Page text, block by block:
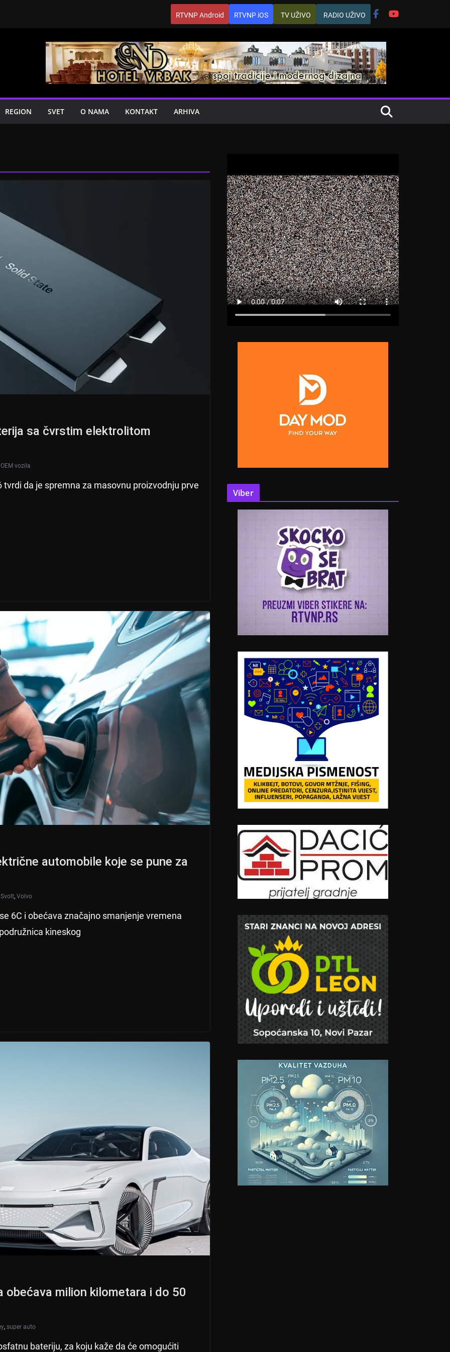
RTVNP Android RTVNP iOS TV UŽIVO RADIO UŽIVO
REGION SVET O NAMA KONTAKT ARHIVA
sa čvrstim elektrolitom
OEM vozila
tvrdi da je spremna za masovnu proizvodnju prve
automobile koje se pune za
Svolt, Volvo
6C i obećava značajno smanjenje vremena
kineskog
obećava milion kilometara i do 50
, super auto
bateriju, za koju kaže da će omogućiti
Viber